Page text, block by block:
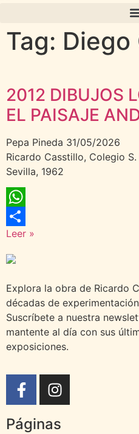
Tag: Diego
2012 DIBUJOS
EL PAISAJE
Pepa Pineda 31/05/2026
Ricardo Casstillo, Colegio
Sevilla, 1962
WhatsApp
Compartir
Leer »
Explora la obra de Ricardo
décadas de
Suscríbete a nuestra
mantente al día con sus
exposiciones.
Páginas